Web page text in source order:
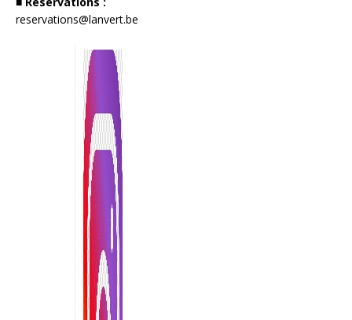
reservations@lanvert.be